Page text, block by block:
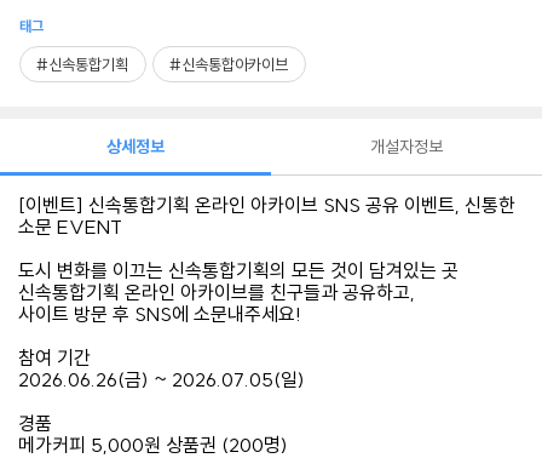
태그
#신속통합기획 #신속통합아카이브
상세정보
​[이벤트] 신속통합기획 온라인 아카이브 SNS 공유 이벤트, 신통한
소문 EVENT
도시 변화를 이끄는 신속통합기획의 모든 것이 담겨있는 곳
신속통합기획 온라인 아카이브를 친구들과 공유하고,
사이트 방문 후 SNS에 소문내주세요!
참여 기간
2026.06.26(금) ~ 2026.07.05(일)
경품
메가커피 5,000원 상품권 (200명)
개설자정보